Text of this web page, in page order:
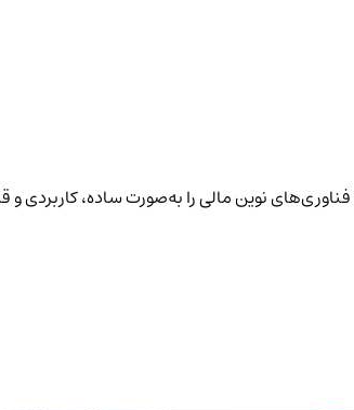
نوین مالی را به‌صورت ساده، کاربردی و